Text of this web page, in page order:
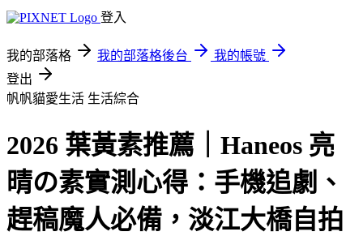
登入
我的部落格 我的部落格後台
我的帳號
登出
帆帆貓愛生活 生活綜合
2026 葉黃素推薦｜Haneos 亮
晴の素實測心得：手機追劇、
趕稿魔人必備，淡江大橋自拍